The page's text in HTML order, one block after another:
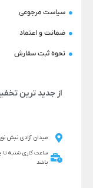
سیاست مرجوعی
ضمانت و اعتماد
نحوه ثبت سفارش
از جدید ترین
میدان آزادی نبش
باشد